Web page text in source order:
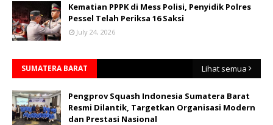
Kematian PPPK di Mess Polisi, Penyidik Polres
Pessel Telah Periksa 16 Saksi
July 24, 2026
SUMATERA BARAT Lihat semua
Pengprov Squash Indonesia Sumatera Barat
Resmi Dilantik, Targetkan Organisasi Modern
dan Prestasi Nasional